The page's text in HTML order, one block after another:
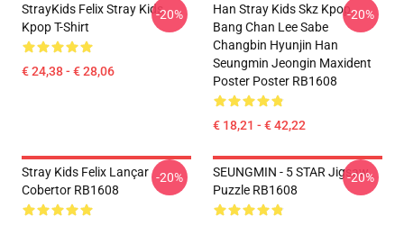
StrayKids Felix Stray Kids
Kpop T-Shirt
€ 24,38 - € 28,06
-20%
Han Stray Kids Skz Kpop
Bang Chan Lee Sabe
Changbin Hyunjin Han
Seungmin Jeongin Maxident
Poster Poster RB1608
€ 18,21 - € 42,22
-20%
Stray Kids Felix Lançar
Cobertor RB1608
-20%
SEUNGMIN - 5 STAR Jigsaw
Puzzle RB1608
-20%